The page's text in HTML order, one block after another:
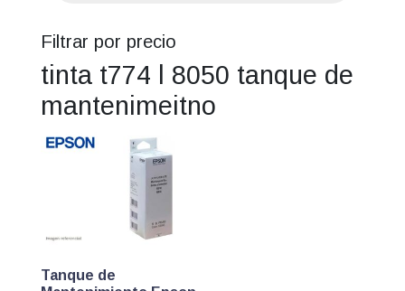
Filtrar por precio
tinta t774 l 8050 tanque de
mantenimeitno
Tanque de